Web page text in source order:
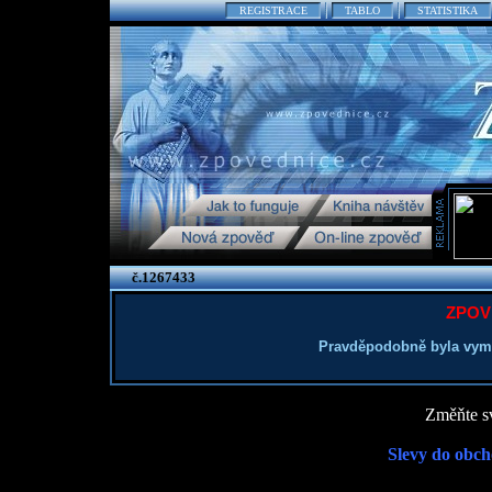
REGISTRACE TABLO STATISTIKA
č.1267433
Pravděpodobně byla
Změňte
Slevy do